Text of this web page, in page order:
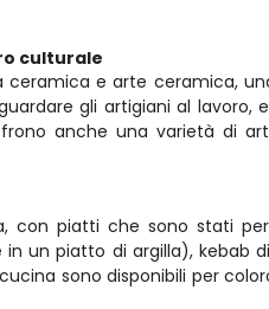
culturale
e arte ceramica,
gli artigiani al lavoro,
anche una varietà di
con piatti che sono stati
un piatto di argilla), kebab
sono disponibili per